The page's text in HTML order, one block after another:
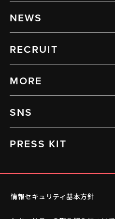
NEWS
RECRUIT
MORE
SNS
PRESS KIT
情報セキュリティ基本方針